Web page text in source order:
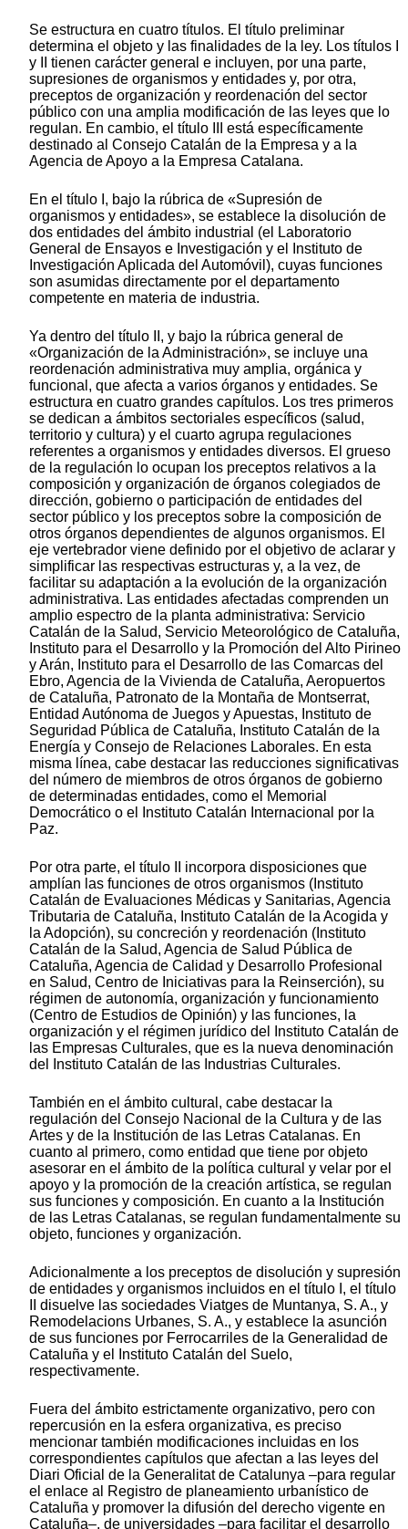
Se estructura en cuatro títulos. El título preliminar
determina el objeto y las finalidades de la ley. Los títulos I
y II tienen carácter general e incluyen, por una parte,
supresiones de organismos y entidades y, por otra,
preceptos de organización y reordenación del sector
público con una amplia modificación de las leyes que lo
regulan. En cambio, el título III está específicamente
destinado al Consejo Catalán de la Empresa y a la
Agencia de Apoyo a la Empresa Catalana.
En el título I, bajo la rúbrica de «Supresión de
organismos y entidades», se establece la disolución de
dos entidades del ámbito industrial (el Laboratorio
General de Ensayos e Investigación y el Instituto de
Investigación Aplicada del Automóvil), cuyas funciones
son asumidas directamente por el departamento
competente en materia de industria.
Ya dentro del título II, y bajo la rúbrica general de
«Organización de la Administración», se incluye una
reordenación administrativa muy amplia, orgánica y
funcional, que afecta a varios órganos y entidades. Se
estructura en cuatro grandes capítulos. Los tres primeros
se dedican a ámbitos sectoriales específicos (salud,
territorio y cultura) y el cuarto agrupa regulaciones
referentes a organismos y entidades diversos. El grueso
de la regulación lo ocupan los preceptos relativos a la
composición y organización de órganos colegiados de
dirección, gobierno o participación de entidades del
sector público y los preceptos sobre la composición de
otros órganos dependientes de algunos organismos. El
eje vertebrador viene definido por el objetivo de aclarar y
simplificar las respectivas estructuras y, a la vez, de
facilitar su adaptación a la evolución de la organización
administrativa. Las entidades afectadas comprenden un
amplio espectro de la planta administrativa: Servicio
Catalán de la Salud, Servicio Meteorológico de Cataluña,
Instituto para el Desarrollo y la Promoción del Alto Pirineo
y Arán, Instituto para el Desarrollo de las Comarcas del
Ebro, Agencia de la Vivienda de Cataluña, Aeropuertos
de Cataluña, Patronato de la Montaña de Montserrat,
Entidad Autónoma de Juegos y Apuestas, Instituto de
Seguridad Pública de Cataluña, Instituto Catalán de la
Energía y Consejo de Relaciones Laborales. En esta
misma línea, cabe destacar las reducciones significativas
del número de miembros de otros órganos de gobierno
de determinadas entidades, como el Memorial
Democrático o el Instituto Catalán Internacional por la
Paz.
Por otra parte, el título II incorpora disposiciones que
amplían las funciones de otros organismos (Instituto
Catalán de Evaluaciones Médicas y Sanitarias, Agencia
Tributaria de Cataluña, Instituto Catalán de la Acogida y
la Adopción), su concreción y reordenación (Instituto
Catalán de la Salud, Agencia de Salud Pública de
Cataluña, Agencia de Calidad y Desarrollo Profesional
en Salud, Centro de Iniciativas para la Reinserción), su
régimen de autonomía, organización y funcionamiento
(Centro de Estudios de Opinión) y las funciones, la
organización y el régimen jurídico del Instituto Catalán de
las Empresas Culturales, que es la nueva denominación
del Instituto Catalán de las Industrias Culturales.
También en el ámbito cultural, cabe destacar la
regulación del Consejo Nacional de la Cultura y de las
Artes y de la Institución de las Letras Catalanas. En
cuanto al primero, como entidad que tiene por objeto
asesorar en el ámbito de la política cultural y velar por el
apoyo y la promoción de la creación artística, se regulan
sus funciones y composición. En cuanto a la Institución
de las Letras Catalanas, se regulan fundamentalmente su
objeto, funciones y organización.
Adicionalmente a los preceptos de disolución y supresión
de entidades y organismos incluidos en el título I, el título
II disuelve las sociedades Viatges de Muntanya, S. A., y
Remodelacions Urbanes, S. A., y establece la asunción
de sus funciones por Ferrocarriles de la Generalidad de
Cataluña y el Instituto Catalán del Suelo,
respectivamente.
Fuera del ámbito estrictamente organizativo, pero con
repercusión en la esfera organizativa, es preciso
mencionar también modificaciones incluidas en los
correspondientes capítulos que afectan a las leyes del
Diari Oficial de la Generalitat de Catalunya –para regular
el enlace al Registro de planeamiento urbanístico de
Cataluña y promover la difusión del derecho vigente en
Cataluña–, de universidades –para facilitar el desarrollo